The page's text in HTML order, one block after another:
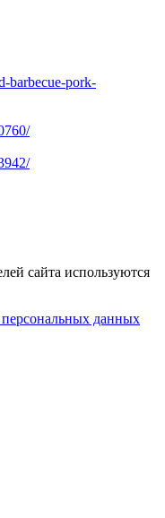
barbecue-pork-
сайта используются
данных